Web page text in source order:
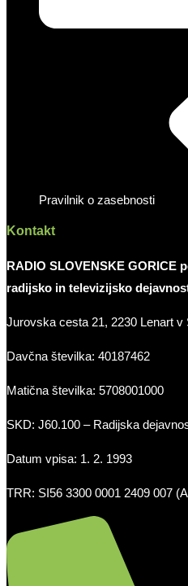
Pravilnik o zasebnosti
Kontakt
RADIO SLOVENSKE GORICE
radijsko in televizijsko
Jurovska cesta 21, 2230 Lenart v
Davčna številka: 40187462
Matična številka: 5708001000
SKD: J60.100 – Radijska
Datum vpisa: 1. 2. 1993
TRR: SI56 3300 0001 2409 007